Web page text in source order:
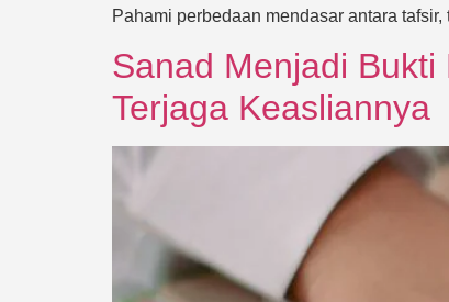
Pahami perbedaan mendasar antara
Sanad Menjadi Bukti
Terjaga Keasliannya